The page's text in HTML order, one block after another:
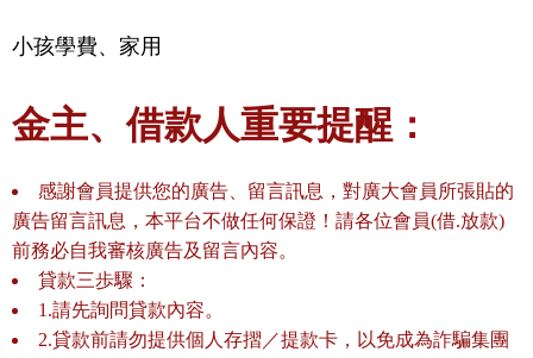
小孩學費、家用
金主、借款人重要提醒：
感謝會員提供您的廣告、留言訊息，對廣大會員所張貼的
廣告留言訊息，本平台不做任何保證！請各位會員(借.放款)
前務必自我審核廣告及留言內容。
貸款三歩驟：
1.請先詢問貸款內容。
2.貸款前請勿提供個人存摺／提款卡，以免成為詐騙集團